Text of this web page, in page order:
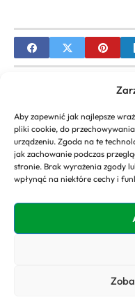
Aby zapewnić jak najlepsze
pliki cookie, do
urządzeniu. Zgoda na te
jak zachowanie podczas
stronie. Brak wyrażenia zgody
wpłynąć na niektóre cechy i
Dom pod
Obejrzeć
Lampka LED
Przewodnik po
Copyright 2026. All